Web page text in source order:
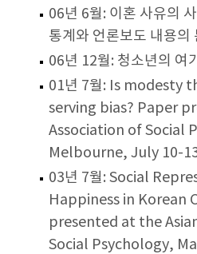
06년 6월: 이혼 사유의
통계와 언론보도 내용의
06년 12월: 청소년의 여
01년 7월: Is modesty
serving bias? Paper
Association of Social
Melbourne, July 10-
03년 7월: Social
Happiness in Korean
presented at the
Social Psychology,